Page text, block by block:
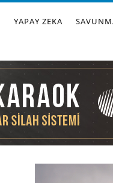
YAPAY ZEKA